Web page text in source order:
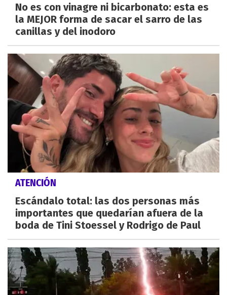
No es con vinagre ni bicarbonato: esta es
la MEJOR forma de sacar el sarro de las
canillas y del inodoro
ATENCIÓN
Escándalo total: las dos personas más
importantes que quedarían afuera de la
boda de Tini Stoessel y Rodrigo de Paul